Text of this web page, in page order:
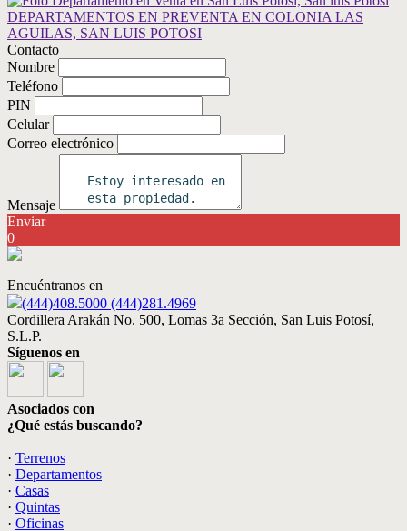
Contacto
Nombre
Teléfono
PIN
Celular
Correo electrónico
Mensaje
Enviar
0
Encuéntranos en
(444)408.5000 (444)281.4969
Cordillera Arakán No. 500, Lomas 3a Sección, San Luis Potosí,
S.L.P.
Síguenos en
Asociados con
¿Qué estás buscando?
· Terrenos
· Departamentos
· Casas
· Quintas
· Oficinas